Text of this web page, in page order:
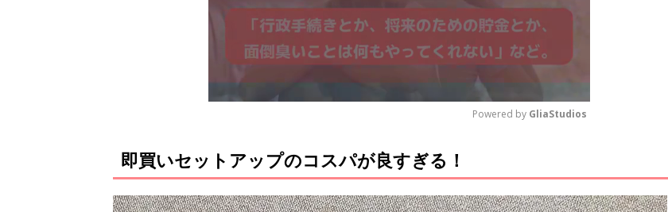
u
t
Powered by GliaStudios
即買いセットアップのコスパが良すぎる！